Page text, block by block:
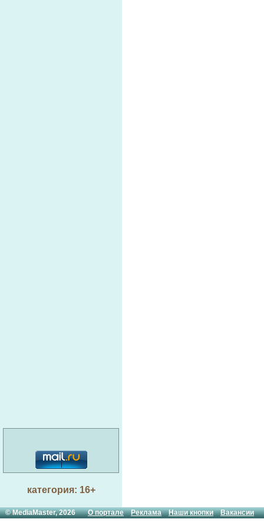
категория: 16+
© MediaMaster, 2026О портале Реклама Наши кнопки Вакансии